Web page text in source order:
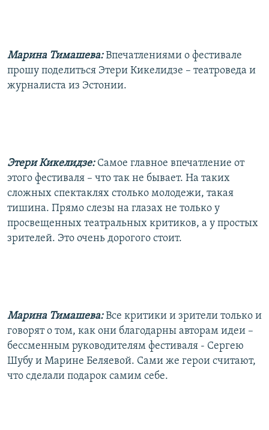
Марина Тимашева:Впечатлениями о фестивале
прошу поделиться Этери Кикелидзе – театроведа и
журналиста из Эстонии.
Этери Кикелидзе: Самое главное впечатление от
этого фестиваля – что так не бывает. На таких
сложных спектаклях столько молодежи, такая
тишина. Прямо слезы на глазах не только у
просвещенных театральных критиков, а у простых
зрителей. Это очень дорогого стоит.
Марина Тимашева:Все критики и зрители только и
говорят о том, как они благодарны авторам идеи –
бессменным руководителям фестиваля - Сергею
Шубу и Марине Беляевой. Сами же герои считают,
что сделали подарок самим себе.